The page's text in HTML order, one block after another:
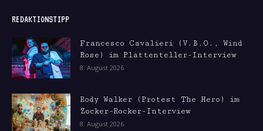
REDAKTIONSTIPP
Francesco Cavalieri (V.B.O., Wind
Rose) im Plattenteller-Interview
8. August 2026
Rody Walker (Protest The Hero) im
Zocker-Rocker-Interview
8. August 2026